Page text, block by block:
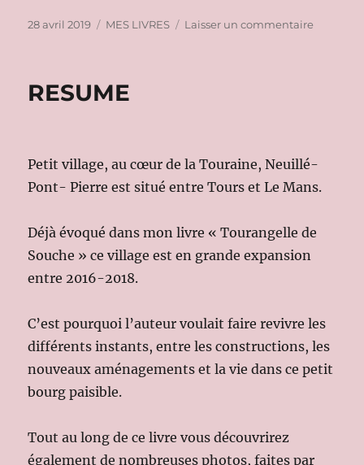
Publié
28 avril 2019 Catégories
MES LIVRES Laisser un commentairesur
RESUME
Petit village, au cœur de la Touraine, Neuillé-
Pont- Pierre est situé entre Tours et Le Mans.
Déjà évoqué dans mon livre « Tourangelle de
Souche » ce village est en grande expansion
entre 2016-2018.
C’est pourquoi l’auteur voulait faire revivre les
différents instants, entre les constructions, les
nouveaux aménagements et la vie dans ce petit
bourg paisible.
Tout au long de ce livre vous découvrirez
également de nombreuses photos, faites par